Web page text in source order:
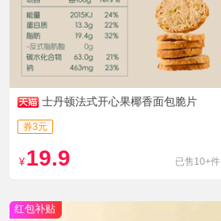
士丹顿法式开心果椰香面包脆片
券3元
¥ 19.9 已售10+件
红包补贴